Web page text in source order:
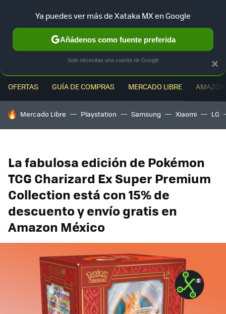
OFERTAS GUÍA DE COMPRAS MERCADO LIBRE
HOY SE HABLA DE
Mercado Libre Playstation Samsung Xiaomi LG
La fabulosa edición de Pokémon
TCG Charizard Ex Super Premium
Collection está con 15% de
descuento y envío gratis en
Amazon México
×
Ya puedes ver más de Xataka MX en Google
Añádenos como fuente preferida
Solo necesitas una cuenta de Google